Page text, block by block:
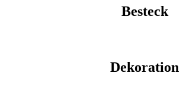
Besteck
Dekoration